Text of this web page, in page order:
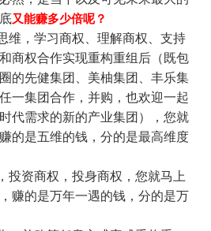
又能赚多少倍呢？
维，学习商权、理解商权、支持
商权合作实现重构重组后（既包
的先健集团、美柚集团、丰乐集
一集团合作，并购，也欢迎一起
代需求的新的产业集团），您就
的是五维的钱，分的是最高维度
投资商权，投身商权，您就马上
赚的是万年一遇的钱，分的是万